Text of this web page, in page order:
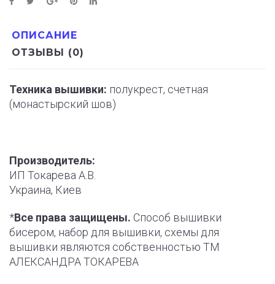
ОПИСАНИЕ
ОТЗЫВЫ (0)
Техника вышивки: полукрест, счетная
(монастырский шов)
Производитель:
ИП Токарева А.В.
Украина, Киев
*Все права защищены. Способ вышивки
бисером, набор для вышивки, схемы для
вышивки являются собственностью ТМ
АЛЕКСАНДРА ТОКАРЕВА